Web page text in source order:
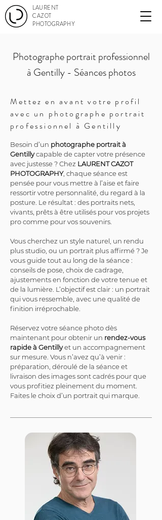
LAURENT
CAZOT
PHOTOGRAPHY
Photographe portrait professionnel
à Gentilly - Séances photos
Mettez en avant votre profil
avec un photographe portrait
professionnel à Gentilly
Besoin d’un photographe portrait à
Gentilly capable de capter votre présence
avec justesse ? Chez LAURENT CAZOT
PHOTOGRAPHY, chaque séance est
pensée pour vous mettre à l’aise et faire
ressortir votre personnalité, du regard à la
posture. Le résultat : des portraits nets,
vivants, prêts à être utilisés pour vos projets
pro comme pour vos souvenirs.
Vous cherchez un style naturel, un rendu
plus studio, ou un portrait plus affirmé ? Je
vous guide tout au long de la séance :
conseils de pose, choix de cadrage,
ajustements en fonction de votre tenue et
de la lumière. L’objectif est clair : un portrait
qui vous ressemble, avec une qualité de
finition irréprochable.
Réservez votre séance photo dès
maintenant pour obtenir un rendez-vous
rapide à Gentilly et un accompagnement
sur mesure. Vous n’avez qu’à venir :
préparation, déroulé de la séance et
livraison des images sont cadrés pour que
vous profitiez pleinement du moment.
Faites le choix d’un portrait qui marque.